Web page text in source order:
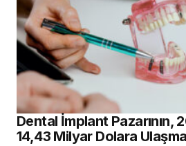
Dental İmplant Pazarının,
14,43 Milyar Dolara